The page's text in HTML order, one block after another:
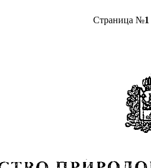
Страница №1